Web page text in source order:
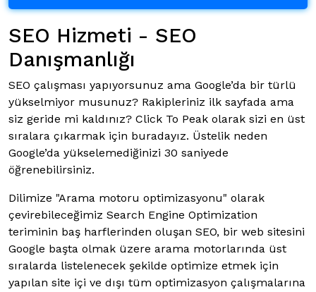
SEO Hizmeti - SEO
Danışmanlığı
SEO çalışması yapıyorsunuz ama Google’da bir türlü
yükselmiyor musunuz? Rakipleriniz ilk sayfada ama
siz geride mi kaldınız? Click To Peak olarak sizi en üst
sıralara çıkarmak için buradayız. Üstelik neden
Google’da yükselemediğinizi 30 saniyede
öğrenebilirsiniz.
Dilimize "Arama motoru optimizasyonu" olarak
çevirebileceğimiz Search Engine Optimization
teriminin baş harflerinden oluşan SEO, bir web sitesini
Google başta olmak üzere arama motorlarında üst
sıralarda listelenecek şekilde optimize etmek için
yapılan site içi ve dışı tüm optimizasyon çalışmalarına